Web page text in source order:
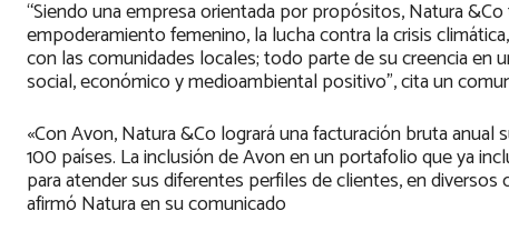
“Siendo una empresa orientada por propósitos, Natura
empoderamiento femenino, la lucha contra la crisis
con las comunidades locales; todo parte de su creencia en
social, económico y medioambiental positivo”, cita un
«Con Avon, Natura &Co logrará una facturación bruta
100 países. La inclusión de Avon en un portafolio que ya
para atender sus diferentes perfiles de clientes, en
afirmó Natura en su comunicado